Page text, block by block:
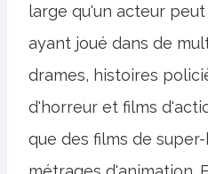
large qu'un acteur
ayant joué dans de
drames, histoires
d'horreur et films
que des films de